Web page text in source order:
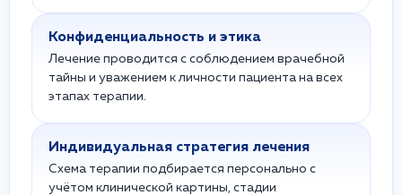
Конфиденциальность и этика
Лечение проводится с соблюдением врачебной
тайны и уважением к личности пациента на всех
этапах терапии.
Индивидуальная стратегия лечения
Схема терапии подбирается персонально с
учётом клинической картины, стадии